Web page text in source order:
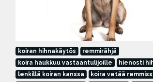
koiran hihnakäytös
remmirähjä
koira haukkuu vastaantulijoille
hienosti
lenkillä koiran kanssa
koira vetää